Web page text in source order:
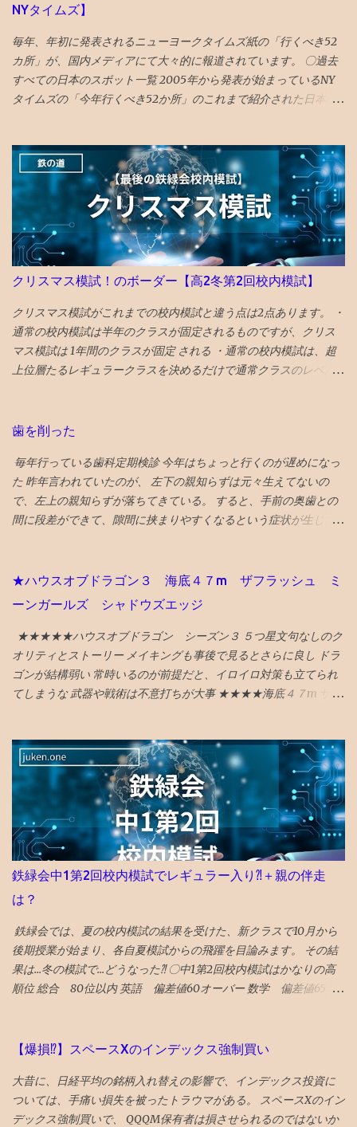
NYタイムズ】
毎年、年初に発表されるニューヨークタイムズ紙の「行くべき52
カ所」が、国内メディアにて大々的に報道されています。 〇過去
すべての日本のスポット一覧 2005年から発表が始まっているNY
タイムズの「今年行くべき52か所」のこれまで紹介された日本の
崎 核の脅威が再度クローズアップされた時流を踏まえ、完全に破
壊された広島と異なり、市中心部が幸運にも残された長崎を’粘り
強く立ち直る都市’として選出。 駅前再開発 の完成、大徳寺の 大
クス 、 カステラ本家 福砂屋 、 コーヒー富士男 のミルクセーキ、
ジャズ喫茶マイルストーン、 グラバー園 、梅ヶ枝 焼餅 きく水
を紹介。 46位 沖縄 国際イベントや災害復興の観点を踏まえて
選出される「５２箇所」なので、 火災から復興した 首里城 の秋の
再オープンを紹介。 秋まで待てない人は、 琉球ランタンフェステ
ィバル や 伊江島ゆり祭り へ！とのこと 全文読めるギフトリンク
2026記事 〇2025年 30位 富山 出典：NYタイムズHP 2025年に
行くべき旅行先の 30番目に能登の玄関口 であり地震豪雨災害から
の復興として観光誘致を進めている 富山 がランクイン。 文化豊か
インバーのアルプ、おでん屋さんの飛騨、カレー屋のスズキー
介。 （下記ギフトリンクの記事中にグーグルマップへのリンクあ
り） NYタイムズ紙は選出にあたり、国際イベント開催や災害復興
の観点を踏まえているとのことです。 38位 大阪 食と商のまち
大阪の革新的プロジェクトとして、 グラングリーン 大阪（公園）
ュニティセンターであるプライドセンターを紹介。 ギフトリンク
なので全文読めます→ 2025年に行くべき52カ所の英語記事全文 〇
字（下に引用している山口の場合は...
クリスマス模試！のボーダー【高2冬第2回校内模試】
クリスマス模試がこれまでの校内模試と違う点は2点あります。 ・
通常の校内模試は半年のクラスが固定されるものですが、クリス
マス模試は 1年間のクラスが固定 される ・通常の校内模試は、超
上位層たるレギュラークラスを決めるだけで通常クラスのレベル
概ね塾生の半数が東大ギリギリ合格 レベルの実力に達する鉄緑会
入る ことを目標にします。 普通に考えれば、平均点がクラス分け
のボーダーラインとなるはずですので、平均点以上を目指す人が
多いです。 ウチは、英語強者を目指してきたので、プライドもあ
るらしく、英語ではレギュラー入りも狙っているようです。 結果
（本人が目標を公言しているわけではないので、あくまで推測で
す）
歯を削った
毎年行っている歯科定期検診 今年はちょっと行くのが遅めになっ
た 昨年言われていたのが、 左下の親知らずは元々生えてないの
で、左上の親知らずが落ちてきている。 すると、手前の奥歯との
間に段差ができて、隙間に挟まりやすくなるという症状が生じて
見した 年をとってくると移植に使えなくなり、噛み合わせに役立
っていない親知らずの利用価値も低下してくるので、将来的には
をなくすために、歯を削るのもそんなに侵襲性が高い措置でもな
くなってくる ので、１ミリぐらい親知らずを削ってもらい、手前
の奥歯との段差をなくした ２食ほど食べてみたが、挟まらなくな
った 成功♪ なお、段差無くす作戦がダメだったら、 次策は周囲を
★ハウスオブドラゴン３ 海底４７m ザフラッシュ ミ
ーンガールズ シャドウズエッジ
★★★★★ハウスオブドラゴン シーズン３ ５つ星文句なしのク
オリティとストーリー メイキングも事後で見るとさらに良し ドラ
ゴンが結構弱い 常時いるのが前提だと、イロイロ対策も立てられ
てしまうな 武器や戦術は不意打ちが大事 ★★★★海底４７m サメ
気もしたが、 最後までエンタメ要素満載で楽しめる ★★★★ザ・
フラッシュ タイムトラベル系アクションの話。 直せるところと直
せない運命が哀しい ★ボーイキルズワールド ポイントが余ってい
たので４００P使ってしまったが、駄作 星４つにつられてみてしま
ったが、失敗した。 ★★★★ミーンガールズ 条件が整えば、誰も
が、意地悪になる可能性はある あからさまな敵を作りすぎるのも
よくない ★★★★シャドウズエッジ 筋書きも結構展開があっっ
て、 単なるジャッキーチェーンのカンフー映画よりも深い
★★★★アンチャーテッド なんか昔見たことあるので、２回目だ
とワクワク感が薄れてる ★★★スチュアート・宇宙救出失敗の法
則 ビックバンセオリーのスピンオフコメディ ビックバンセオリー
はある程度見ておいた方が楽しめる 「中島淳」 面白い話と、よく
わからない話が混在している短編集 李陵など中国の古典を題材に
鉄緑会中1第2回校内模試でレギュラー入り⁈＋親の伴走
は？
鉄緑会では、夏の校内模試の結果を受けた、新クラスで10月から
後期授業が始まり、各自夏模試からの飛躍を目論みます。 その結
果は...冬の模試で...どうなった⁈ 〇中1第2回校内模試はかなりの高
順位 総合 80位以内 英語 偏差値60オーバー 数学 偏差値65オ
関西の塾生達とは問題は一緒でも集計は全く別で、上記は代々木1
は、ほぼ同じなので、平均的学力レベルは同一なのでしょう。 〇
レギュラークラス（少人数選抜クラス）へ 数学が高得点。 地道に
宿題をやり続け て、復習テストでの高得点をマークし続けてまし
【爆損⁉︎】スペースXのインデックス強制買い
大昔に、日経平均の銘柄入れ替えの影響で、インデックス投資に
ついては、手痛い損失を被ったトラウマがある。 スペースXのイン
デックス強制買いで、 QQQM保有者は損させられるのではないか